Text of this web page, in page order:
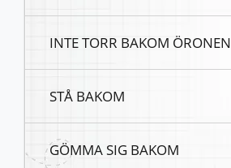
INTE TORR BAKOM ÖRONEN
STÅ BAKOM
GÖMMA SIG BAKOM